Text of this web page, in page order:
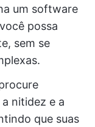
um software
possa
sem se
nitidez e a
que suas